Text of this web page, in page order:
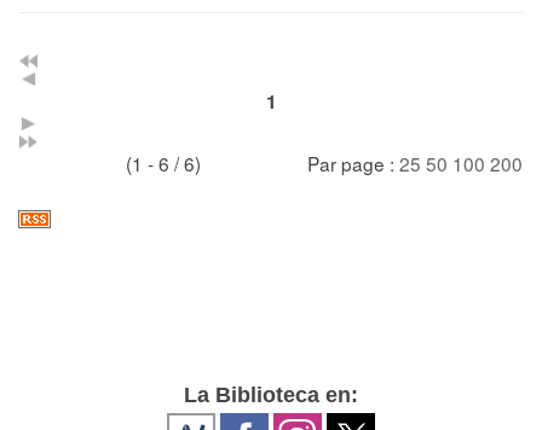
1
(1 - 6 / 6) Par page : 25 50 100 200
La Biblioteca en: